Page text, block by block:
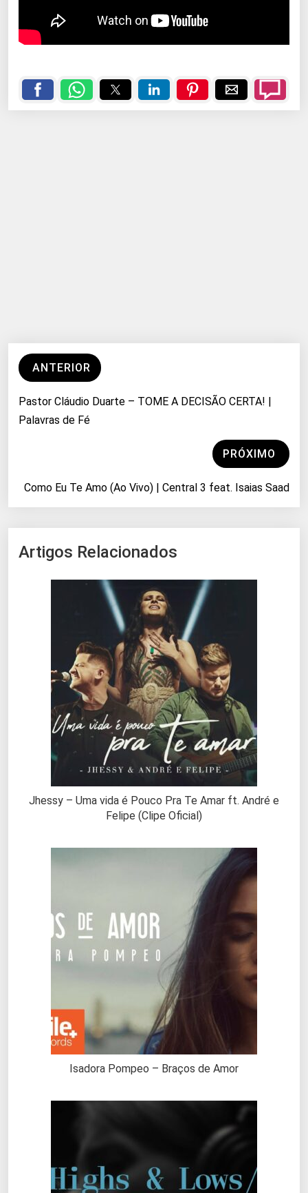
ANTERIOR
Pastor Cláudio Duarte – TOME A DECISÃO CERTA! |
Palavras de Fé
PRÓXIMO
Como Eu Te Amo (Ao Vivo) | Central 3 feat. Isaias Saad
Artigos Relacionados
Jhessy – Uma vida é Pouco Pra Te Amar ft. André e
Felipe (Clipe Oficial)
Isadora Pompeo – Braços de Amor